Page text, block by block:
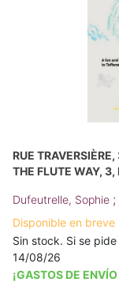
RUE
THE FLUTE WAY, 3,
Dufeutrelle, Sophie ;
Disponible en breve
Sin stock. Si se
14/08/26
¡GASTOS DE